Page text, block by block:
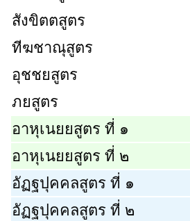
สังขิตตสูตร
ทีฆชาณุสูตร
อุชชยสูตร
ภยสูตร
อาหุเนยยสูตร ที่ ๑
อาหุเนยยสูตร ที่ ๒
อัฏฐปุคคลสูตร ที่ ๑
อัฏฐปุคคลสูตร ที่ ๒